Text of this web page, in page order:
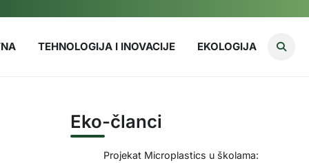
TEHNOLOGIJA I INOVACIJE EKOLOGIJA
Eko-članci
Projekat Microplastics u školama: